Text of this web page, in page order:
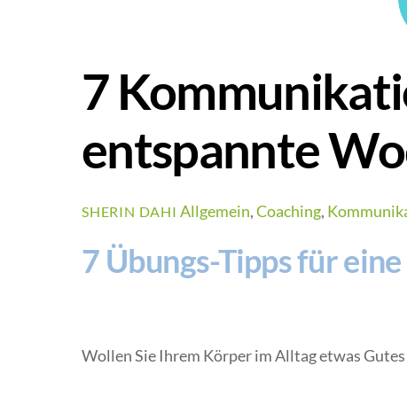
7
entspannte
SHERIN DAHI Allgemein,Coaching,
7 Übungs-Tipps für
Wollen Sie Ihrem Körper im Alltag etwas